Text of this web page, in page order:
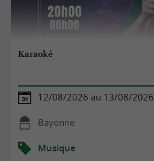
Karaoké
12/08/2026 au 13/08/2026
Bayonne
Musique